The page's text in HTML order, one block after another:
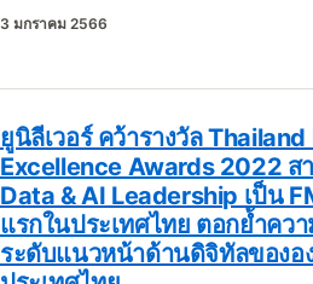
3 มกราคม 2566
ยูนิลีเวอร์ คว้ารางวัล
Excellence Awards 2022 ส
Data & AI Leadership เป็น
แรกในประเทศไทย ตอกย้ำคว
ระดับแนวหน้าด้านดิจิทัลของอ